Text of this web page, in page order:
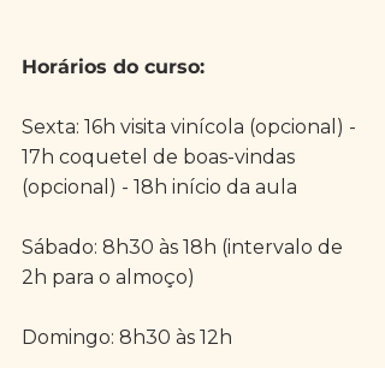
Horários do curso:
Sexta: 16h visita vinícola (opcional) -
17h coquetel de boas-vindas
(opcional) - 18h início da aula
Sábado: 8h30 às 18h (intervalo de
2h para o almoço)
Domingo: 8h30 às 12h